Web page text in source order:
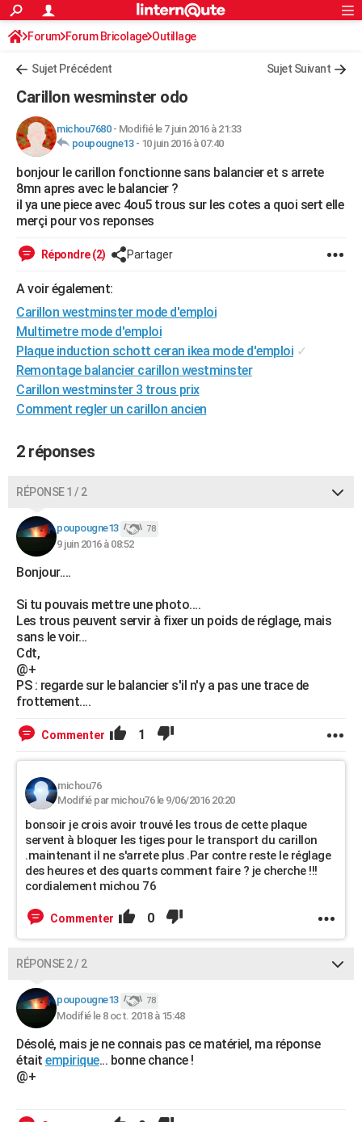
ACTUALITÉS
Politique
Société
Faits Divers
Education
Monde
Villes
+
FINANCE
Retraite
Impôts
Epargne
Immobilier
Risques naturels par ville
Banque
Assurance
Crédit
AUTO
Essais
Réserver un essai
Citadines
Berlines
SUV
Forum auto
+HIGH-TECH
Mobiles
Meilleur smartphone
Internet
Ordinateurs
Jeux vidéo
Guide high-tech
+BRICOLAGE
Forum
Aménagement intérieur
Extérieur
Cuisine
Salle de bains
Jardinage
Rangement
WEEK-END
LIFESTYLE
Art de vivre
Bien-être
Loisirs
Mode
Modes de vie
SANTE
Alimentation
Guide de la santé
Maladies
Médicaments
Sommeil
VOYAGE
Destinations
City break
Voyage nature
Voyage de noces
Forum
Climat
+PHOTO
GUIDES D'ACHAT
BONS PLANS
Dictionnaire
Biographies
Citations
Expressions
Proverbes
PROGRAMME TV
COPAINS D'AVANT
S'inscrire
Se connecter
Lycées
Collèges
Primaires
Universités
Entreprises
Service militaire
Avis de recherche
AVIS DE DÉCÈS
FORUM
Bricolage
Lifestyle
Culture
Sport
Auto
Television
Voyage
Cinema
S'inscrire
Connexion
Forum Forum Bricolage Outillage
Sujet Précédent Sujet Suivant
Carillon wesminster odo
michou7680- Modifié le 7 juin 2016 à 21:33
poupougne13- 10 juin 2016 à 07:40
bonjour le carillon fonctionne sans balancier et s arrete
8mn apres avec le balancier ?
il ya une piece avec 4ou5 trous sur les cotes a quoi sert elle
merçi pour vos reponses
Répondre (2) Partager
A voir également:
Carillon westminster mode d'emploi
Multimetre mode d'emploi
Plaque induction schott ceran ikea mode d'emploi ✓
Remontage balancier carillon westminster
Carillon westminster 3 trous prix
Comment regler un carillon ancien
2 réponses
RÉPONSE 1 / 2
poupougne13 78
9 juin 2016 à 08:52
Bonjour....
Si tu pouvais mettre une photo....
Les trous peuvent servir à fixer un poids de réglage, mais
sans le voir...
Cdt,
@+
PS : regarde sur le balancier s'il n'y a pas une trace de
frottement....
Commenter 1
michou76
Modifié par michou76 le 9/06/2016 20:20
bonsoir je crois avoir trouvé les trous de cette plaque
servent à bloquer les tiges pour le transport du carillon
.maintenant il ne s'arrete plus .Par contre reste le réglage
des heures et des quarts comment faire ? je cherche !!!
cordialement michou 76
Commenter 0
RÉPONSE 2 / 2
poupougne13 78
Modifié le 8 oct. 2018 à 15:48
Désolé, mais je ne connais pas ce matériel, ma réponse
était empirique... bonne chance !
@+